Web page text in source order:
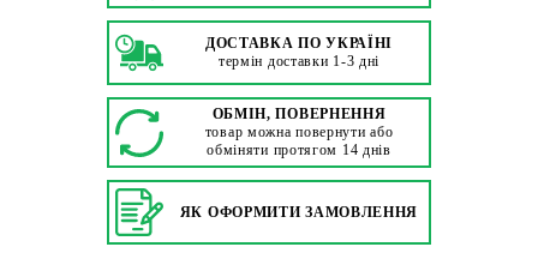
ДОСТАВКА ПО УКРАЇНІ
термін доставки 1-3 дні
ОБМІН, ПОВЕРНЕННЯ
товар можна повернути або
обміняти протягом 14 днів
ЯК ОФОРМИТИ ЗАМОВЛЕННЯ